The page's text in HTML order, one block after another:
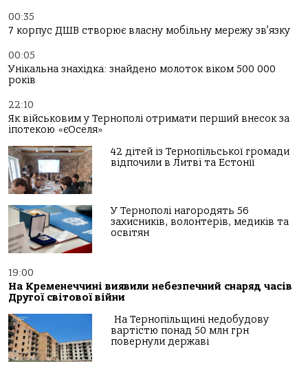
00:35
7 корпус ДШВ створює власну мобільну мережу зв’язку
00:05
Унікальна знахідка: знайдено молоток віком 500 000
років
22:10
Як військовим у Тернополі отримати перший внесок за
іпотекою «єОселя»
42 дітей із Тернопільської громади
відпочили в Литві та Естонії
У Тернополі нагородять 56
захисників, волонтерів, медиків та
освітян
19:00
На Кременеччині виявили небезпечний снаряд часів
Другої світової війни
На Тернопільщині недобудову
вартістю понад 50 млн грн
повернули державі